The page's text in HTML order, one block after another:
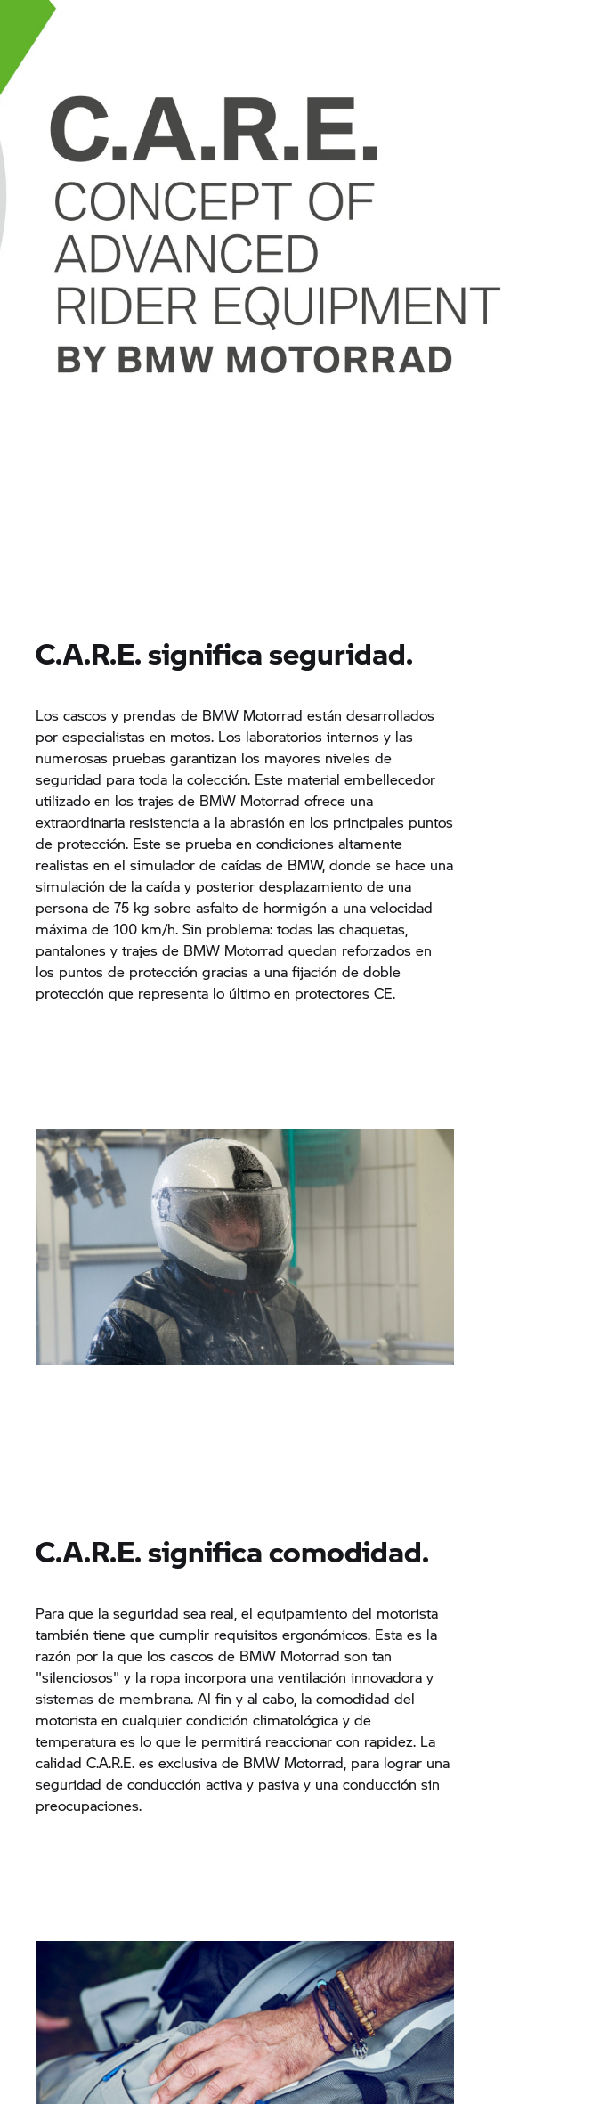
C.A.R.E. significa seguridad.
Los cascos y prendas de BMW Motorrad están desarrollados
por especialistas en motos. Los laboratorios internos y las
numerosas pruebas garantizan los mayores niveles de
seguridad para toda la colección. Este material embellecedor
utilizado en los trajes de BMW Motorrad ofrece una
extraordinaria resistencia a la abrasión en los principales puntos
de protección. Este se prueba en condiciones altamente
realistas en el simulador de caídas de BMW, donde se hace una
simulación de la caída y posterior desplazamiento de una
persona de 75 kg sobre asfalto de hormigón a una velocidad
máxima de 100 km/h. Sin problema: todas las chaquetas,
pantalones y trajes de BMW Motorrad quedan reforzados en
los puntos de protección gracias a una fijación de doble
protección que representa lo último en protectores CE.
C.A.R.E. significa comodidad.
Para que la seguridad sea real, el equipamiento del motorista
también tiene que cumplir requisitos ergonómicos. Esta es la
razón por la que los cascos de BMW Motorrad son tan
"silenciosos" y la ropa incorpora una ventilación innovadora y
sistemas de membrana. Al fin y al cabo, la comodidad del
motorista en cualquier condición climatológica y de
temperatura es lo que le permitirá reaccionar con rapidez. La
calidad C.A.R.E. es exclusiva de BMW Motorrad,para lograr una
seguridad de conducción activa y pasiva y una conducción sin
preocupaciones.